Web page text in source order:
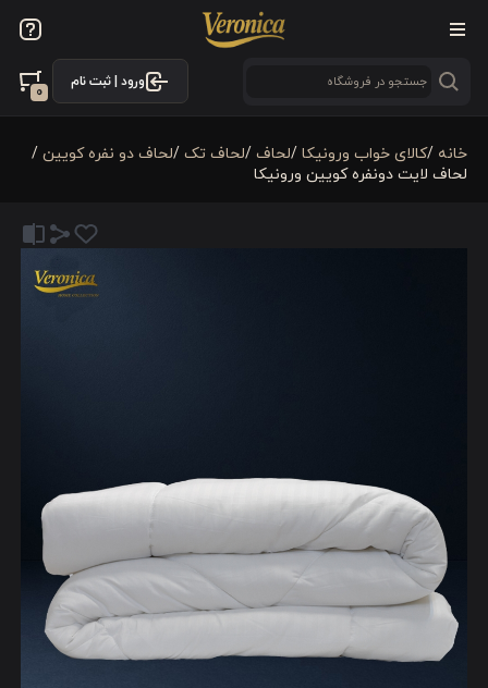
ورود | ثبت نام
0
خانه /کالای خواب ورونیکا /لحاف /لحاف تک /لحاف دو نفره کویین /
لحاف لایت دونفره کویین ورونیکا